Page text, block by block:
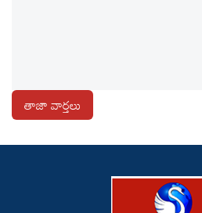
తాజా వార్తలు